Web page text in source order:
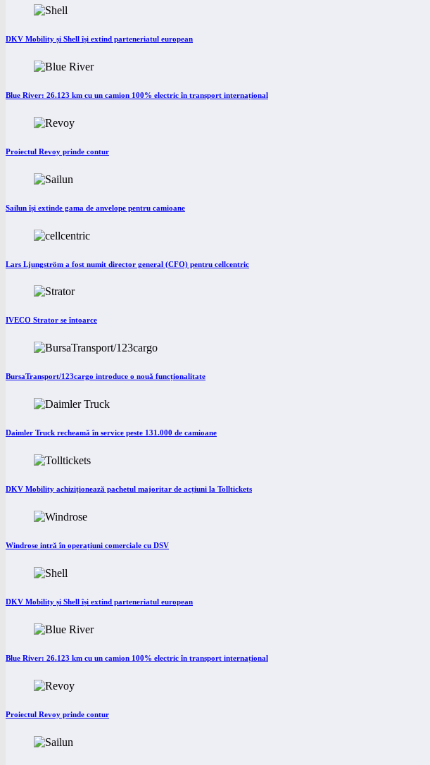
DKV Mobility și Shell își extind parteneriatul european
Blue River: 26.123 km cu un camion 100% electric în transport internațional
Proiectul Revoy prinde contur
Sailun își extinde gama de anvelope pentru camioane
Lars Ljungström a fost numit director general (CFO) pentru cellcentric
IVECO Strator se întoarce
BursaTransport/123cargo introduce o nouă funcționalitate
Daimler Truck recheamă în service peste 131.000 de camioane
DKV Mobility achiziționează pachetul majoritar de acțiuni la Tolltickets
Windrose intră în operațiuni comerciale cu DSV
DKV Mobility și Shell își extind parteneriatul european
Blue River: 26.123 km cu un camion 100% electric în transport internațional
Proiectul Revoy prinde contur